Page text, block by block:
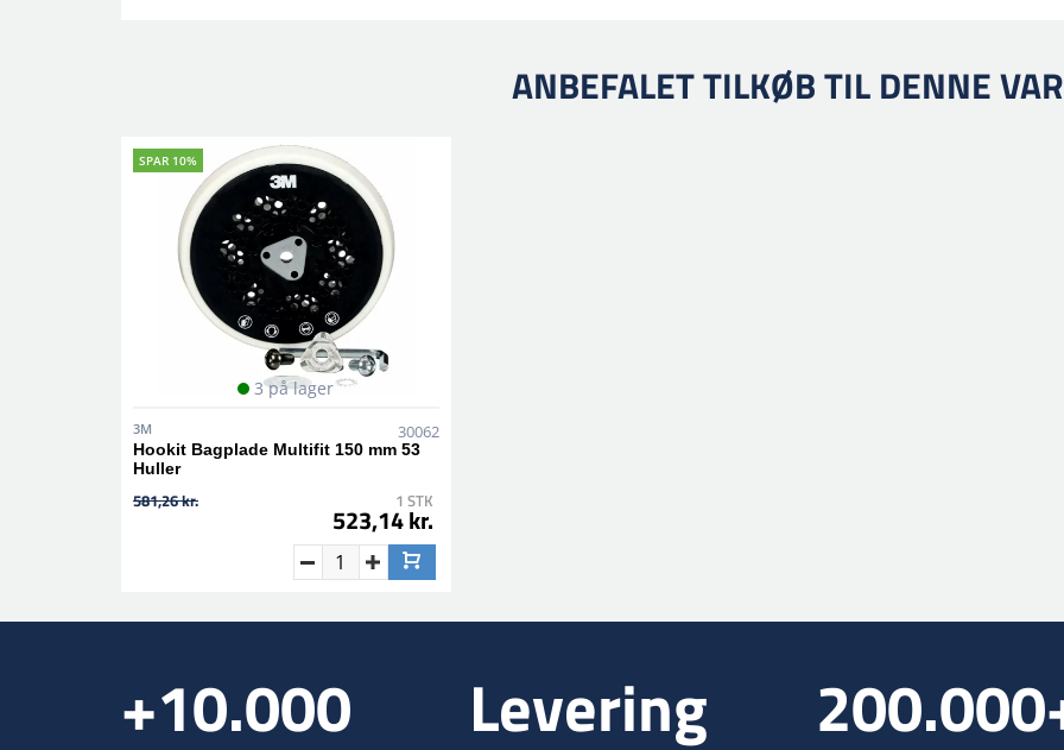
ANBEFALET TILKØB TIL DENNE
SPAR 10%
3 på lager
3M 30062
Hookit Bagplade Multifit 150 mm 53
Huller
581,26 kr. 1 STK
523,14 kr.
+10.000 Levering